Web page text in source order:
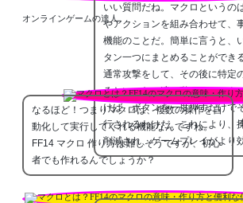
オンラインゲームの達人
いい質問だね。マクロというの
やアクションを組み合わせて、
機能のことだ。簡単に言うと、
タン一つにまとめることができ
通常攻撃をして、その後に特定
るといった一連の動きを、マク
けば、ボタンを一度押すだけで
行されるわけだ。これにより、
削減され、ゲームプレイがより
なるほど！つまりマクロは、複数の操作を自
動化して実行してくれる機能なんですね。
FF14 マクロ 作り方は難しそうですが、初心
者でも作れるんでしょうか？